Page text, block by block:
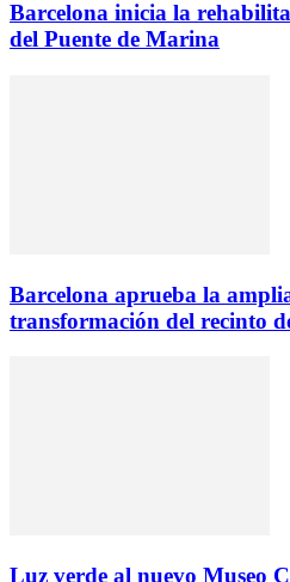
Barcelona inicia la
del Puente de Marina
Barcelona aprueba la
transformación del recinto
Luz verde al nuevo Museo